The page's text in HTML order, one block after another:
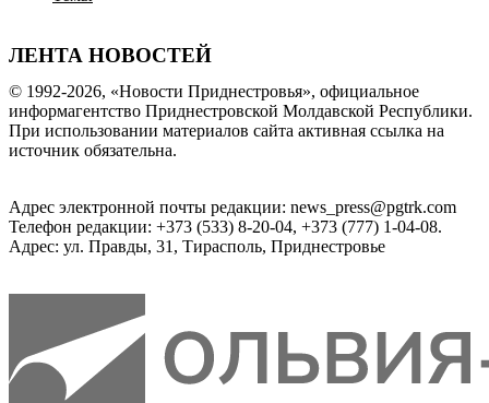
ЛЕНТА НОВОСТЕЙ
© 1992-2026, «Новости Приднестровья», официальное
информагентство Приднестровской Молдавской Республики.
При использовании материалов сайта активная ссылка на
источник обязательна.
Адрес электронной почты редакции: news_press@pgtrk.com
Телефон редакции: +373 (533) 8-20-04, +373 (777) 1-04-08.
Адрес: ул. Правды, 31, Тирасполь, Приднестровье